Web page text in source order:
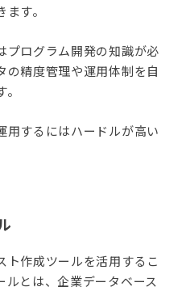
す。
プログラム開発の知識が必
の精度管理や運用体制を自
用するにはハードルが高い
ト作成ツールを活用するこ
ルとは、企業データベース